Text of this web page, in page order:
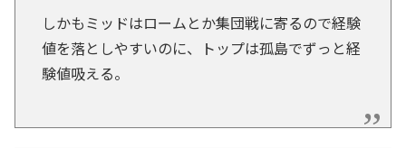
しかもミッドはロームとか集団戦に寄るので経験
値を落としやすいのに、トップは孤島でずっと経
験値吸える。